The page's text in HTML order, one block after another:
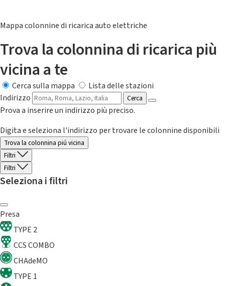
Mappa colonnine di ricarica auto elettriche
Trova la colonnina di ricarica più
vicina a te
Cerca sulla mappa
Lista delle stazioni
Indirizzo
Cerca
Prova a inserire un indirizzo più preciso.
Digita e seleziona l'indirizzo per trovare le colonnine disponibili
Trova la colonnina piú vicina
Filtri
Filtri
Seleziona i filtri
Presa
TYPE 2
CCS COMBO
CHAdeMO
TYPE 1